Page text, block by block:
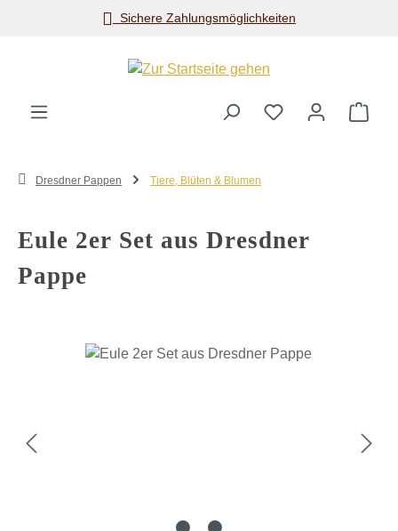
Zum Hauptinhalt springenSichere Zahlungsmöglichkeiten
Dresdner Pappen Tiere, Blüten & Blumen
Eule 2er Set aus Dresdner
Pappe
Bildergalerie überspringen